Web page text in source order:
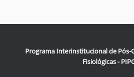
Programa Interinstitucional de Pós-
Fisiológicas -